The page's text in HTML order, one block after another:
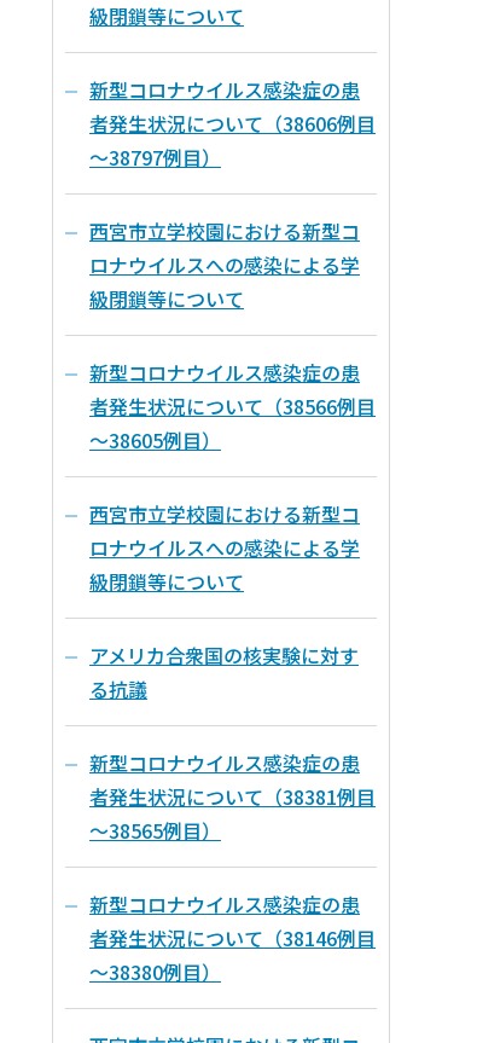
級閉鎖等について
新型コロナウイルス感染症の患
者発生状況について（38606例目
～38797例目）
西宮市立学校園における新型コ
ロナウイルスへの感染による学
級閉鎖等について
新型コロナウイルス感染症の患
者発生状況について（38566例目
～38605例目）
西宮市立学校園における新型コ
ロナウイルスへの感染による学
級閉鎖等について
アメリカ合衆国の核実験に対す
る抗議
新型コロナウイルス感染症の患
者発生状況について（38381例目
～38565例目）
新型コロナウイルス感染症の患
者発生状況について（38146例目
～38380例目）